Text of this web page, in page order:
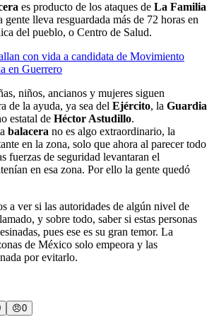
es producto de los ataques de La Familia
gente lleva resguardada más de 72 horas en
del pueblo, o Centro de Salud.
con vida a candidata de Movimiento
en Guerrero
niños, ancianos y mujeres siguen
de la ayuda, ya sea del Ejército, la Guardia
estatal de Héctor Astudillo.
balacera no es algo extraordinario, la
en la zona, solo que ahora al parecer todo
fuerzas de seguridad levantaran el
en esa zona. Por ello la gente quedó
a ver si las autoridades de algún nivel de
y sobre todo, saber si estas personas
pues ese es su gran temor. La
de México solo empeora y las
por evitarlo.
😠0